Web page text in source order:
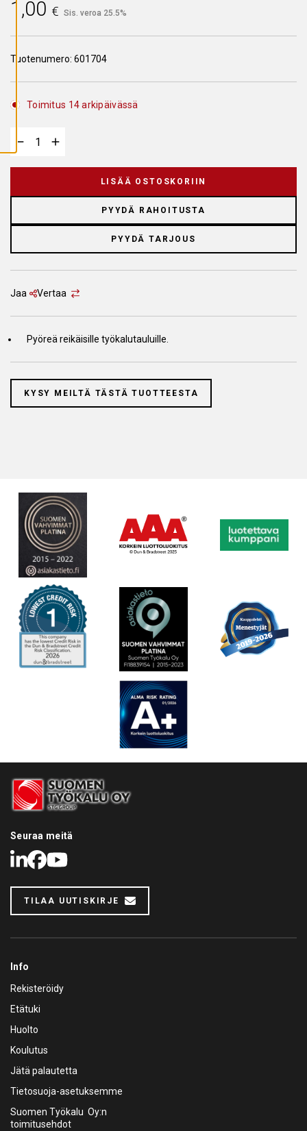
A
K
E
V
S
E
E
1,00 € Sis. veroa 25.5%
Tuotenumero: 601704
Toimitus 14 arkipäivässä
LISÄÄ OSTOSKORIIN
PYYDÄ RAHOITUSTA
PYYDÄ TARJOUS
Jaa Vertaa
Pyöreä reikäisille työkalutauluille.
KYSY MEILTÄ TÄSTÄ TUOTTEESTA
Seuraa meitä
LinkedIn
Facebook
Youtube
TILAA UUTISKIRJE
Info
Rekisteröidy
Etätuki
Huolto
Koulutus
Jätä palautetta
Tietosuoja-asetuksemme
Suomen Työkalu Oy:n
toimitusehdot